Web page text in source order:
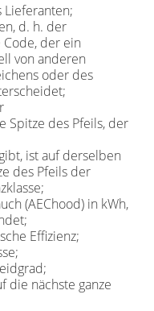
Lieferanten;
d. h. der
der ein
von anderen
oder des
Spitze des Pfeils, der
ist auf derselben
des Pfeils der
(AEChood) in kWh,
Effizienz;
die nächste ganze